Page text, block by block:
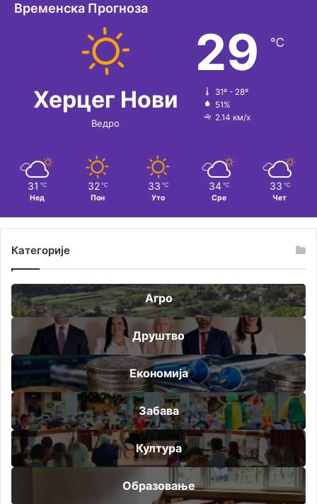
Временска Прогноза
Херцег Нови
Ведро
29 ℃
31º - 28º
51%
2.14 км/х
31 ℃
Нед
32 ℃
Пон
33 ℃
Уто
34 ℃
Сре
33 ℃
Чет
Категорије
Агро
Друштво
Економија
Забава
Култура
Образовање